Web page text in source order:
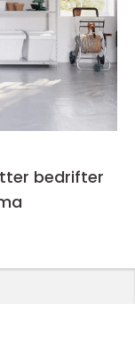
bedrifter